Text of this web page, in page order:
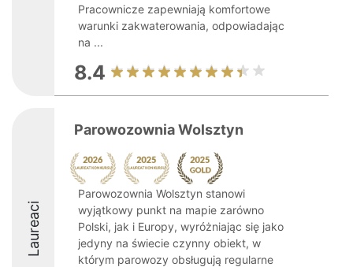
Pracownicze zapewniają komfortowe
warunki zakwaterowania, odpowiadając
na ...
8.4
Laureaci
Parowozownia Wolsztyn
Parowozownia Wolsztyn stanowi
wyjątkowy punkt na mapie zarówno
Polski, jak i Europy, wyróżniając się jako
jedyny na świecie czynny obiekt, w
którym parowozy obsługują regularne